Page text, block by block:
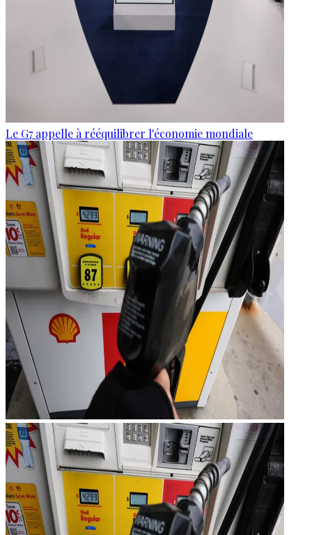
Le G7 appelle à rééquilibrer l'économie mondiale